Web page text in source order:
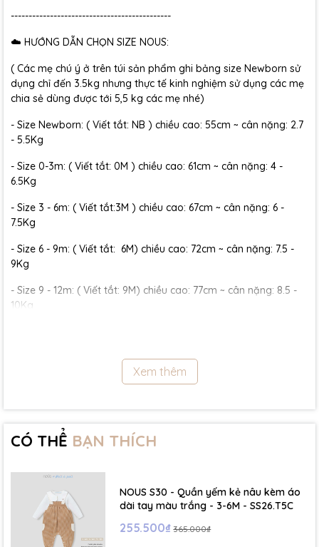
---------------------------------------------
☁️ HƯỚNG DẪN CHỌN SIZE NOUS:
( Các mẹ chú ý ở trên túi sản phẩm ghi bảng size Newborn sử
dụng chỉ đến 3.5kg nhưng thực tế kinh nghiệm sử dụng các mẹ
chia sẻ dùng được tới 5,5 kg các mẹ nhé)
- Size Newborn: ( Viết tắt: NB ) chiều cao: 55cm ~ cân nặng: 2.7
- 5.5Kg
- Size 0-3m: ( Viết tắt: 0M ) chiều cao: 61cm ~ cân nặng: 4 -
6.5Kg
- Size 3 - 6m: ( Viết tắt:3M ) chiều cao: 67cm ~ cân nặng: 6 -
7.5Kg
- Size 6 - 9m: ( Viết tắt: 6M) chiều cao: 72cm ~ cân nặng: 7.5 -
9Kg
- Size 9 - 12m: ( Viết tắt: 9M) chiều cao: 77cm ~ cân nặng: 8.5 -
10Kg
- Size 18 - 24m:( Viết tắt: 18M) chiều cao: 86cm ~ cân nặng: 11.5 -
15Kg
17Kg
- Size 4 - 5Y: ( Viết tắt: 4Y) chiều cao: 107 - 114cm ~ cân nặng: 17
- Size 5 - 6Y: ( Viết tắt: 5Y) chiều cao: 114 - 122cm ~ cân nặng: 19
Xem thêm
CÓ THỂ BẠN THÍCH
NOUS S30 - Quần yếm kẻ nâu kèm áo
dài tay màu trắng - 3-6M - SS26.T5C
255.500₫ 365.000₫